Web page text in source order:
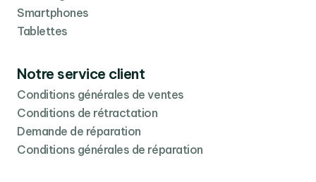
plus adapté en bureautique et montage
multimédia, l'iPad Pro 2020 inaugure iPadOS 13.4 qui
Véritable ordinateur nomade, l'iPad Pro de 2020
modèle 11 pouces est un appareil compact et
extrêmement bien fini qui est capable de répondre
aussi bien aux besoins professionnels que ceux de
divertissement.
Smartphones
Tablettes
Notre service client
Conditions générales de ventes
Conditions de rétractation
Demande de réparation
Conditions générales de réparation